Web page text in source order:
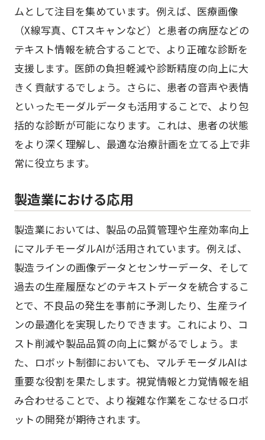
ムとして注目を集めています。例えば、医療画像
（X線写真、CTスキャンなど）と患者の病歴などの
テキスト情報を統合することで、より正確な診断を
支援します。医師の負担軽減や診断精度の向上に大
きく貢献するでしょう。さらに、患者の音声や表情
といったモーダルデータも活用することで、より包
括的な診断が可能になります。これは、患者の状態
をより深く理解し、最適な治療計画を立てる上で非
常に役立ちます。
製造業における応用
製造業においては、製品の品質管理や生産効率向上
にマルチモーダルAIが活用されています。例えば、
製造ラインの画像データとセンサーデータ、そして
過去の生産履歴などのテキストデータを統合するこ
とで、不良品の発生を事前に予測したり、生産ライ
ンの最適化を実現したりできます。これにより、コ
スト削減や製品品質の向上に繋がるでしょう。ま
た、ロボット制御においても、マルチモーダルAIは
重要な役割を果たします。視覚情報と力覚情報を組
み合わせることで、より複雑な作業をこなせるロボ
ットの開発が期待されます。